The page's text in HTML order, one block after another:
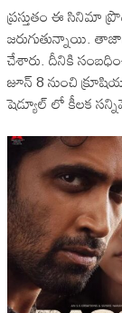
ప్రస్తుతం ఈ సినిమా
జరుగుతున్నాయి.
చేశారు. దీనికి
జూన్ 8 నుంచి
షెడ్యూల్ లో కీలక